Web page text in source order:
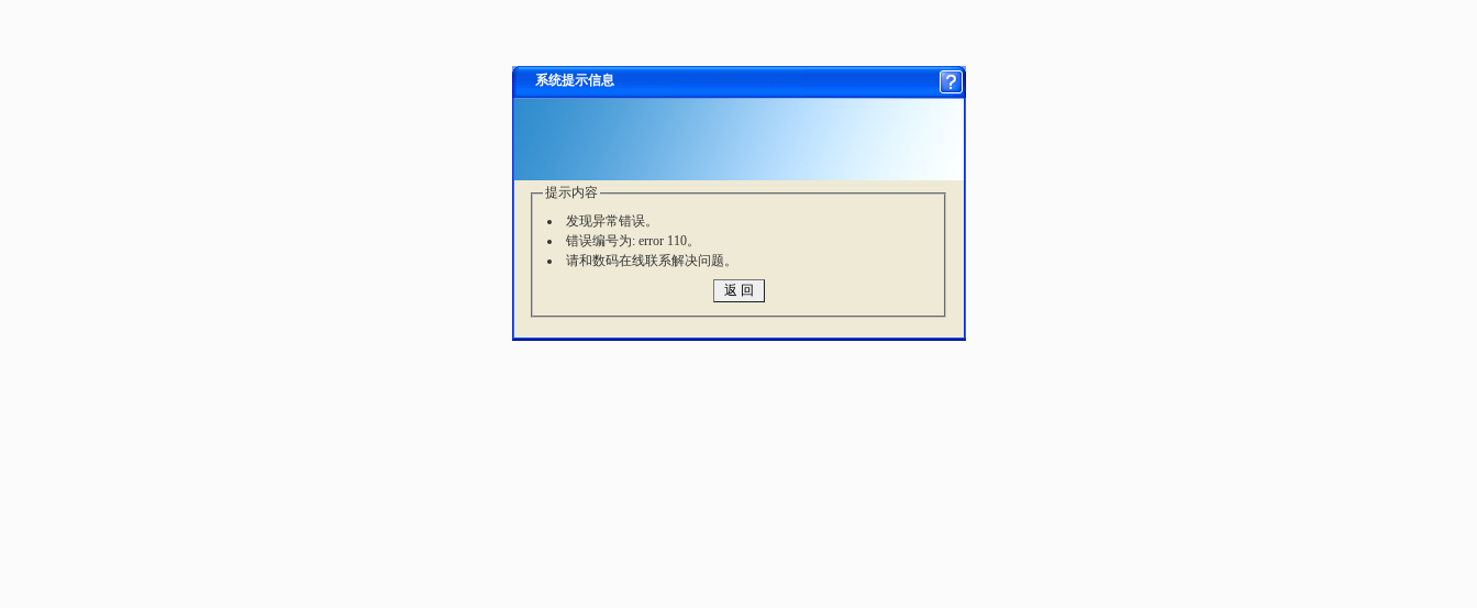
系统提示信息
提示内容
发现异常错误。
错误编号为: error 110。
请和数码在线联系解决问题。